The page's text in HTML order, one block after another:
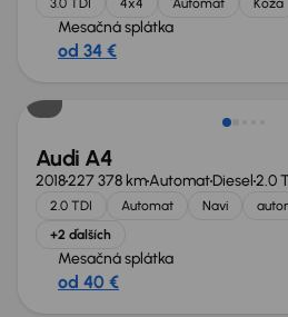
3.0 TDI 4x4 Automat Koža
Mesačná splátka
od 34 €
Audi A4
2018227 378 kmAutomatDiesel2.0
2.0 TDI Automat Navi
+2 ďalších
Mesačná splátka
od 40 €
Nové v ponuke